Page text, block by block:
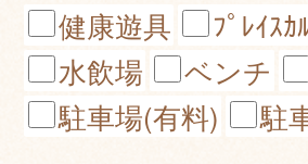
健康遊具
ﾌﾟﾚｲｽ
水飲場
ベンチ
駐車場(有料)
駐